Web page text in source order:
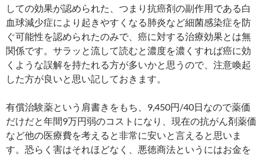
しての効果が認められた、つまり抗癌剤の副作用である白
血球減少症により起きやすくなる肺炎など細菌感染症を防
ぐ可能性を認められたのみで、癌に対する治療効果とは無
関係です。サラッと流して読むと濃度を濃くすれば癌に効
くような誤解を持たれる方が多いかと思うので、注意喚起
した方が良いと思い記しておきます。
有償治験薬という肩書きをもち、9,450円/40日なので薬価
だけだと年間9万円弱のコストになり、現在の抗がん剤薬価
など他の医療費を考えると非常に安いと言えると思いま
す。恐らく害はそれほどなく、悪徳商法というにはお金を